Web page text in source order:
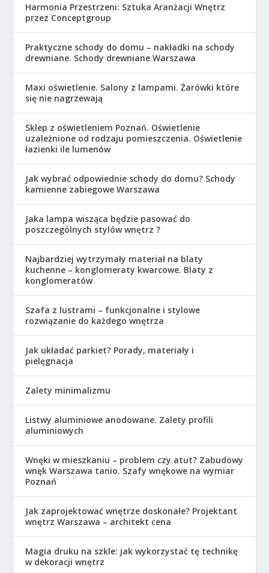
Harmonia Przestrzeni: Sztuka Aranżacji Wnętrz
przez Conceptgroup
Praktyczne schody do domu – nakładki na schody
drewniane. Schody drewniane Warszawa
Maxi oświetlenie. Salony z lampami. Żarówki które
się nie nagrzewają
Sklep z oświetleniem Poznań. Oświetlenie
uzależnione od rodzaju pomieszczenia. Oświetlenie
łazienki ile lumenów
Jak wybrać odpowiednie schody do domu? Schody
kamienne zabiegowe Warszawa
Jaka lampa wisząca będzie pasować do
poszczególnych stylów wnętrz ?
Najbardziej wytrzymały materiał na blaty
kuchenne – konglomeraty kwarcowe. Blaty z
konglomeratów
Szafa z lustrami – funkcjonalne i stylowe
rozwiązanie do każdego wnętrza
Jak układać parkiet? Porady, materiały i
pielęgnacja
Zalety minimalizmu
Listwy aluminiowe anodowane. Zalety profili
aluminiowych
Wnęki w mieszkaniu – problem czy atut? Zabudowy
wnęk Warszawa tanio. Szafy wnękowe na wymiar
Poznań
Jak zaprojektować wnętrze doskonałe? Projektant
wnętrz Warszawa – architekt cena
Magia druku na szkle: jak wykorzystać tę technikę
w dekoracji wnętrz